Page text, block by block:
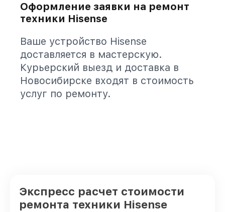
Оформление заявки на ремонт
техники Hisense
Ваше устройство Hisense
доставляется в мастерскую.
Курьерский выезд и доставка в
Новосибирске входят в стоимость
услуг по ремонту.
Экспресс расчет стоимости
ремонта техники Hisense